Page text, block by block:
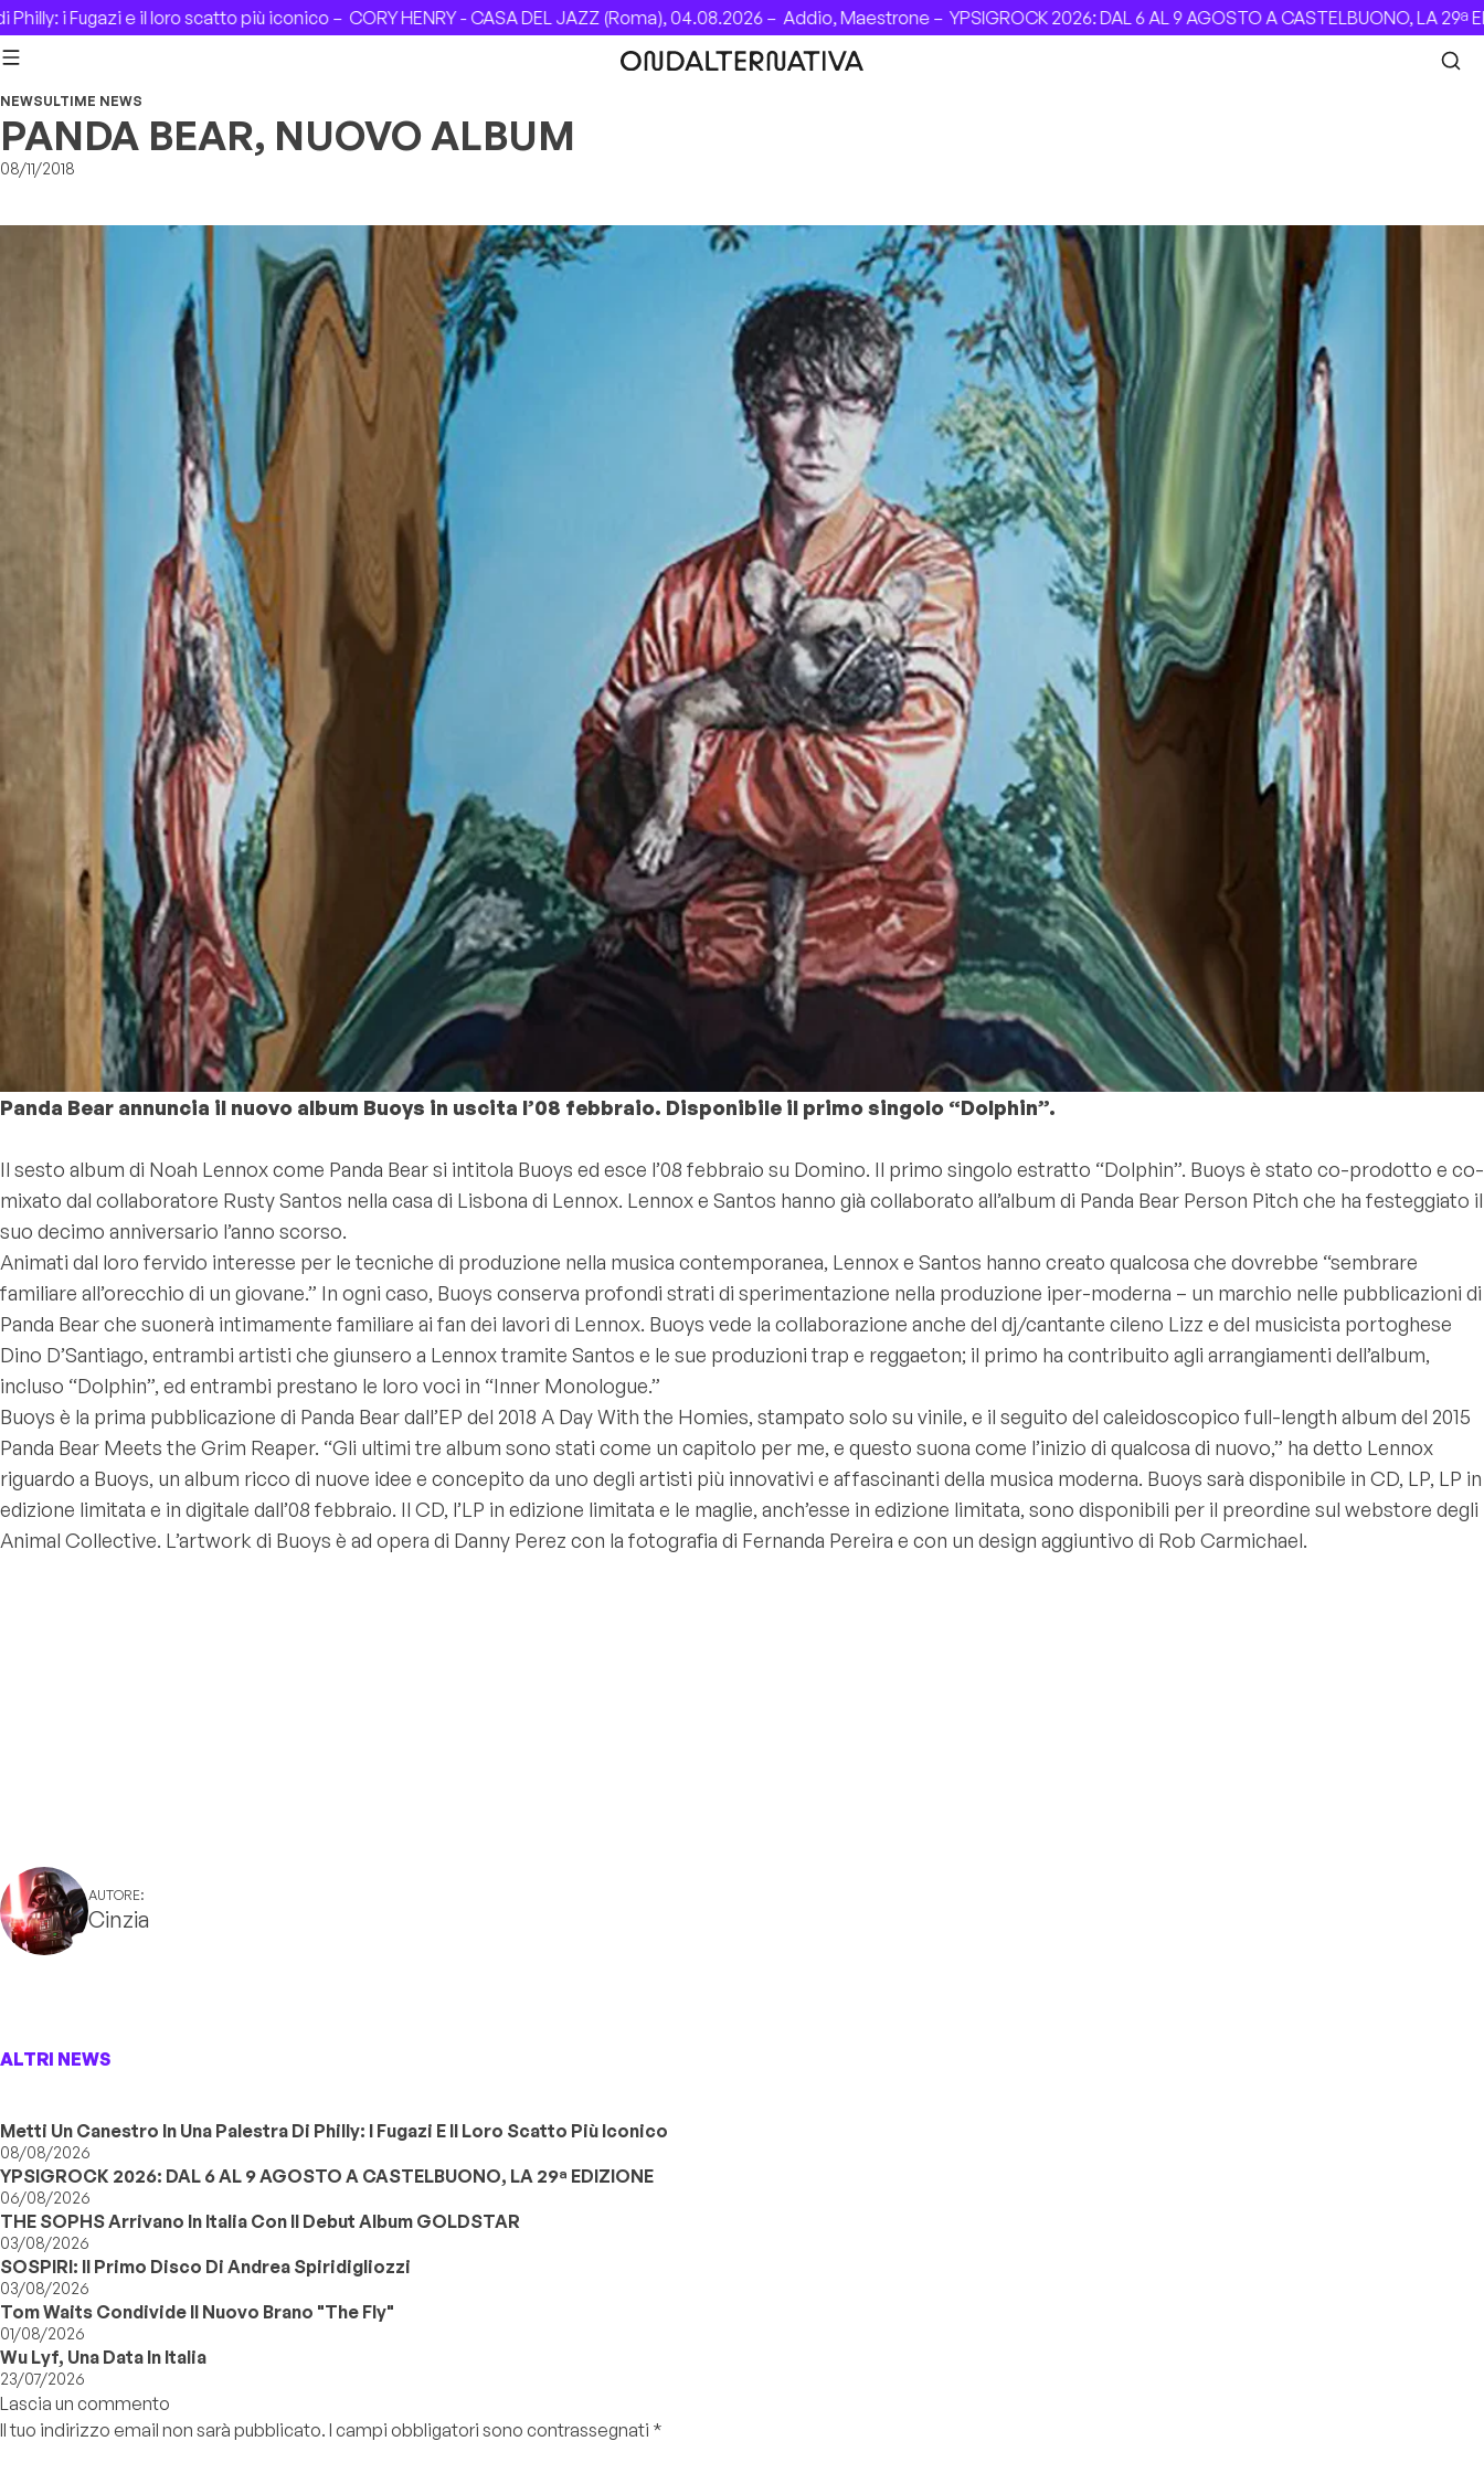
Skip to content
Fugazi e il loro scatto più iconico –CORY HENRY - CASA DEL JAZZ (Roma), 04.08.2026 –Addio, Maestrone –YPSIGROCK 2026: DAL 6 AL 9 AGOSTO A CASTELBUONO, LA 29ª
NEWSULTIME NEWS
PANDA BEAR, NUOVO ALBUM
08/11/2018
Panda Bear annuncia il nuovo album Buoys in uscita l’08 febbraio. Disponibile il primo singolo “Dolphin”.
Il sesto album di Noah Lennox come Panda Bear si intitola Buoys ed esce l’08 febbraio su Domino. Il primo singolo estratto “Dolphin”. Buoys è stato co-prodotto e co-
mixato dal collaboratore Rusty Santos nella casa di Lisbona di Lennox. Lennox e Santos hanno già collaborato all’album di Panda Bear Person Pitch che ha festeggiato il
suo decimo anniversario l’anno scorso.
Animati dal loro fervido interesse per le tecniche di produzione nella musica contemporanea, Lennox e Santos hanno creato qualcosa che dovrebbe “sembrare
familiare all’orecchio di un giovane.” In ogni caso, Buoys conserva profondi strati di sperimentazione nella produzione iper-moderna – un marchio nelle pubblicazioni di
Panda Bear che suonerà intimamente familiare ai fan dei lavori di Lennox. Buoys vede la collaborazione anche del dj/cantante cileno Lizz e del musicista portoghese
Dino D’Santiago, entrambi artisti che giunsero a Lennox tramite Santos e le sue produzioni trap e reggaeton; il primo ha contribuito agli arrangiamenti dell’album,
incluso “Dolphin”, ed entrambi prestano le loro voci in “Inner Monologue.”
Buoys è la prima pubblicazione di Panda Bear dall’EP del 2018 A Day With the Homies, stampato solo su vinile, e il seguito del caleidoscopico full-length album del 2015
Panda Bear Meets the Grim Reaper. “Gli ultimi tre album sono stati come un capitolo per me, e questo suona come l’inizio di qualcosa di nuovo,” ha detto Lennox
riguardo a Buoys, un album ricco di nuove idee e concepito da uno degli artisti più innovativi e affascinanti della musica moderna. Buoys sarà disponibile in CD, LP, LP in
edizione limitata e in digitale dall’08 febbraio. Il CD, l’LP in edizione limitata e le maglie, anch’esse in edizione limitata, sono disponibili per il preordine sul webstore degli
Animal Collective. L’artwork di Buoys è ad opera di Danny Perez con la fotografia di Fernanda Pereira e con un design aggiuntivo di Rob Carmichael.
AUTORE:
Cinzia
ALTRI NEWS
Metti Un Canestro In Una Palestra Di Philly: I Fugazi E Il Loro Scatto Più Iconico
08/08/2026
YPSIGROCK 2026: DAL 6 AL 9 AGOSTO A CASTELBUONO, LA 29ª EDIZIONE
06/08/2026
THE SOPHS Arrivano In Italia Con Il Debut Album GOLDSTAR
03/08/2026
SOSPIRI: Il Primo Disco Di Andrea Spiridigliozzi
03/08/2026
Tom Waits Condivide Il Nuovo Brano "The Fly"
01/08/2026
Wu Lyf, Una Data In Italia
23/07/2026
Lascia un commento
Il tuo indirizzo email non sarà pubblicato. I campi obbligatori sono contrassegnati *